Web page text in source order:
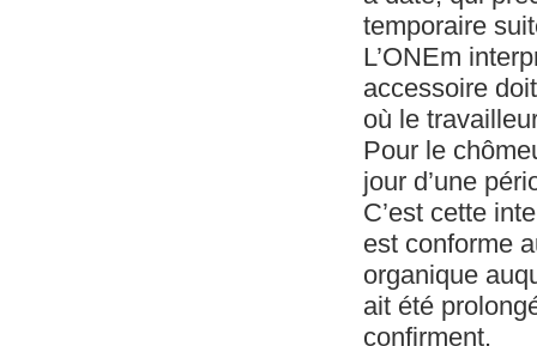
temporaire
L’ONEm
accessoire
où le
Pour le
jour d’une
C’est cette
est conforme
organique
ait été
confirment.